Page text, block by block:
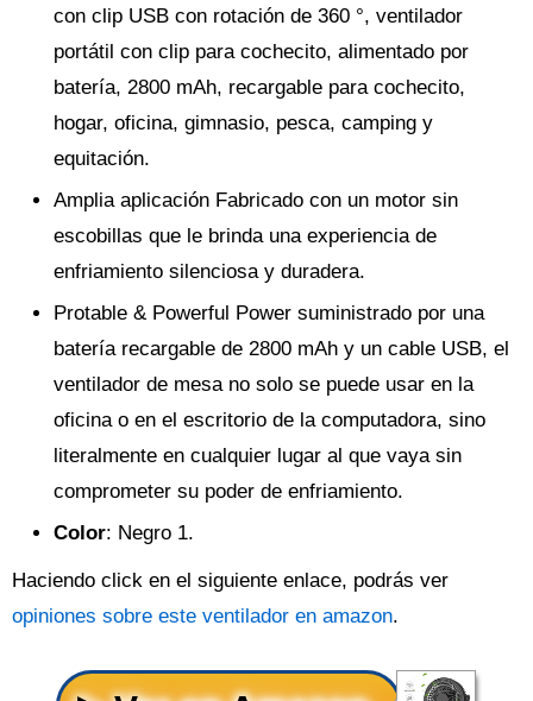
con clip USB con rotación de 360 °, ventilador
portátil con clip para cochecito, alimentado por
batería, 2800 mAh, recargable para cochecito,
hogar, oficina, gimnasio, pesca, camping y
equitación.
Amplia aplicación Fabricado con un motor sin
escobillas que le brinda una experiencia de
enfriamiento silenciosa y duradera.
Protable & Powerful Power suministrado por una
batería recargable de 2800 mAh y un cable USB, el
ventilador de mesa no solo se puede usar en la
oficina o en el escritorio de la computadora, sino
literalmente en cualquier lugar al que vaya sin
comprometer su poder de enfriamiento.
Color: Negro 1.
Haciendo click en el siguiente enlace, podrás ver
opiniones sobre este ventilador en amazon.